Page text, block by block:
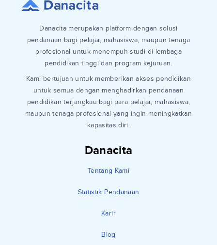
Danacita
Tentang Kami
Statistik Pendanaan
Karir
Blog
Danacita merupakan platform dengan solusi
pendanaan bagi pelajar, mahasiswa, maupun tenaga
profesional untuk menempuh studi di lembaga
pendidikan tinggi dan program kejuruan.
Kami bertujuan untuk memberikan akses pendidikan
untuk semua dengan menghadirkan pendanaan
pendidikan terjangkau bagi para pelajar, mahasiswa,
maupun tenaga profesional yang ingin meningkatkan
kapasitas diri.